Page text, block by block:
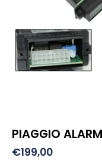
PIAGGIO ALARM
€199,00